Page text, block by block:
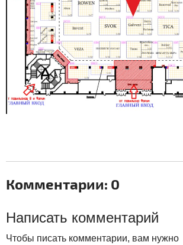
Комментарии: 0
Написать комментарий
Чтобы писать комментарии, вам нужно